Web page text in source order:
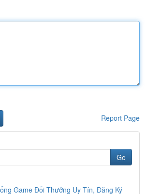
Report Page
Go
Game Đổi Thưởng Uy Tín, Đăng Ký